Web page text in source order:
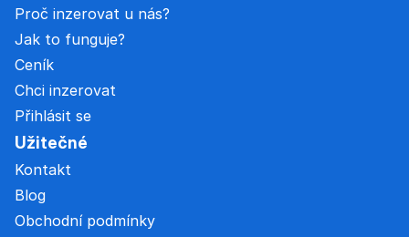
Proč inzerovat u nás?
Jak to funguje?
Ceník
Chci inzerovat
Přihlásit se
Užitečné
Kontakt
Blog
Obchodní podmínky